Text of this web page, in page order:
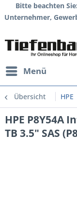
Bitte beachten
Unternehmer,
Menü
Übersicht HPE
HPE P8Y54A
TB 3.5" SAS